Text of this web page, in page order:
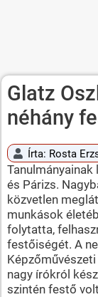
Glatz
néhány
Írta: Rosta
és Párizs.
közvetlen
munkások
folytatta,
festőiségét. A
nagy írókról
szintén festő